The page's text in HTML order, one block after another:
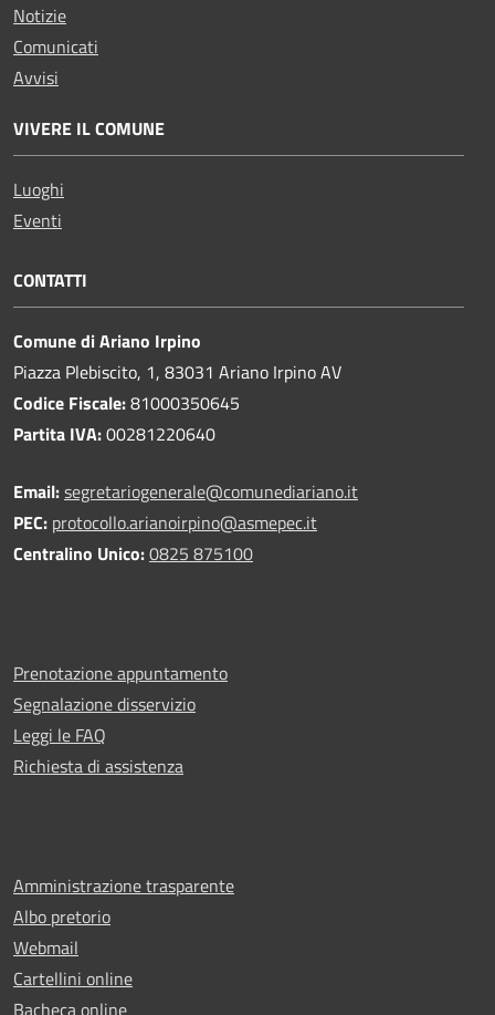
Notizie
Comunicati
Avvisi
VIVERE IL COMUNE
Luoghi
Eventi
CONTATTI
Comune di Ariano Irpino
Piazza Plebiscito, 1, 83031 Ariano Irpino AV
Codice Fiscale:81000350645
Partita IVA:00281220640
Email:segretariogenerale@comunediariano.it
PEC: protocollo.arianoirpino@asmepec.it
Centralino Unico:0825 875100
Prenotazione appuntamento
Segnalazione disservizio
Leggi le FAQ
Richiesta di assistenza
Amministrazione trasparente
Albo pretorio
Webmail
Cartellini online
Bacheca online